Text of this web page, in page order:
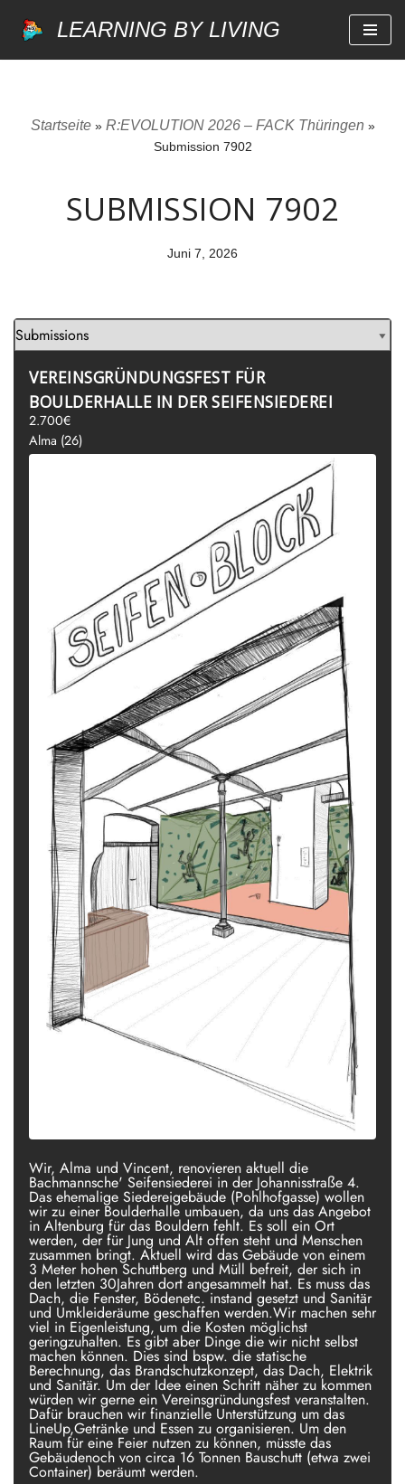
LEARNING BY LIVING
Startseite» R:EVOLUTION 2026 – FACK Thüringen »
Submission 7902
SUBMISSION 7902
Juni 7, 2026
VEREINSGRÜNDUNGSFEST FÜR
BOULDERHALLE IN DER SEIFENSIEDEREI
2.700€
Alma (26)
Wir, Alma und Vincent, renovieren aktuell die
Bachmannsche' Seifensiederei in der Johannisstraße 4.
Das ehemalige Siedereigebäude (Pohlhofgasse) wollen
wir zu einer Boulderhalle umbauen, da uns das Angebot
in Altenburg für das Bouldern fehlt. Es soll ein Ort
werden, der für Jung und Alt offen steht und Menschen
zusammen bringt. Aktuell wird das Gebäude von einem
3 Meter hohen Schuttberg und Müll befreit, der sich in
den letzten 30Jahren dort angesammelt hat. Es muss das
Dach, die Fenster, Bödenetc. instand gesetzt und Sanitär
und Umkleideräume geschaffen werden.Wir machen sehr
viel in Eigenleistung, um die Kosten möglichst
geringzuhalten. Es gibt aber Dinge die wir nicht selbst
machen können. Dies sind bspw. die statische
Berechnung, das Brandschutzkonzept, das Dach, Elektrik
und Sanitär. Um der Idee einen Schritt näher zu kommen
würden wir gerne ein Vereinsgründungsfest veranstalten.
Dafür brauchen wir finanzielle Unterstützung um das
LineUp,Getränke und Essen zu organisieren. Um den
Raum für eine Feier nutzen zu können, müsste das
Gebäudenoch von circa 16 Tonnen Bauschutt (etwa zwei
Container) beräumt werden.